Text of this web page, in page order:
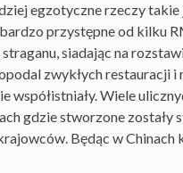
egzotyczne rzeczy
przystępne od kilku
siadając na
zwykłych restauracji
współistniały. Wiele
gdzie stworzone
Będąc w